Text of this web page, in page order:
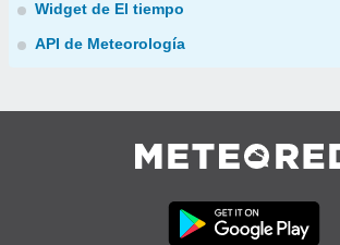
Widget de El tiempo
API de Meteorología